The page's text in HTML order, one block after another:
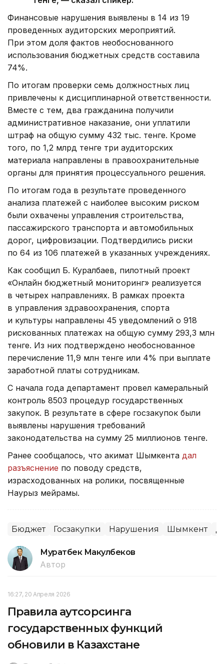
Финансовые нарушения выявлены в 14 из 19
проведенных аудиторских мероприятий.
При этом доля фактов необоснованного
использования бюджетных средств составила
74%.
По итогам проверки семь должностных лиц
привлечены к дисциплинарной ответственности.
Вместе с тем, два гражданина получили
административное наказание, они уплатили
штраф на общую сумму 432 тыс. тенге. Кроме
того, по 1,2 млрд тенге три аудиторских
материала направлены в правоохранительные
органы для принятия процессуального решения.
По итогам года в результате проведенного
анализа платежей с наиболее высоким риском
были охвачены управления строительства,
пассажирского транспорта и автомобильных
дорог, цифровизации. Подтвердились риски
по 64 из 106 платежей в указанных учреждениях.
Как сообщил Б. Куралбаев, пилотный проект
«Онлайн бюджетный мониторинг» реализуется
в четырех направлениях. В рамках проекта
в управления здравоохранения, спорта
и культуры направлены 45 уведомлений о 918
рискованных платежах на общую сумму 293,3 млн
тенге. Из них подтверждено необоснованное
перечисление 11,9 млн тенге или 4% при выплате
заработной платы сотрудникам.
С начала года департамент провел камеральный
контроль 8503 процедур государственных
закупок. В результате в сфере госзакупок были
выявлены нарушения требований
законодательства на сумму 25 миллионов тенге.
Ранее сообщалось, что акимат Шымкента дал
разъяснение по поводу средств,
израсходованных на ролики, посвященные
Наурыз мейрамы.
Бюджет Госзакупки Нарушения Шымкент
Муратбек Макулбеков
Автор
16:27, 20 Апреля 2026
Правила аутсорсинга
государственных функций
обновили в Казахстане